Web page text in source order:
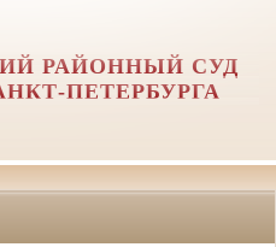
РАЙОННЫЙ СУД
ПЕТЕРБУРГА